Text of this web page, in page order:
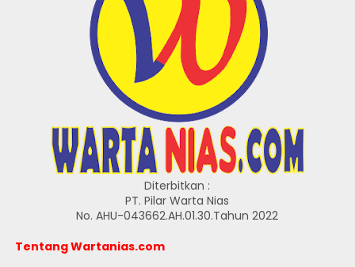
Diterbitkan :
PT. Pilar Warta Nias
No. AHU-043662.AH.01.30.Tahun 2022
Tentang Wartanias.com